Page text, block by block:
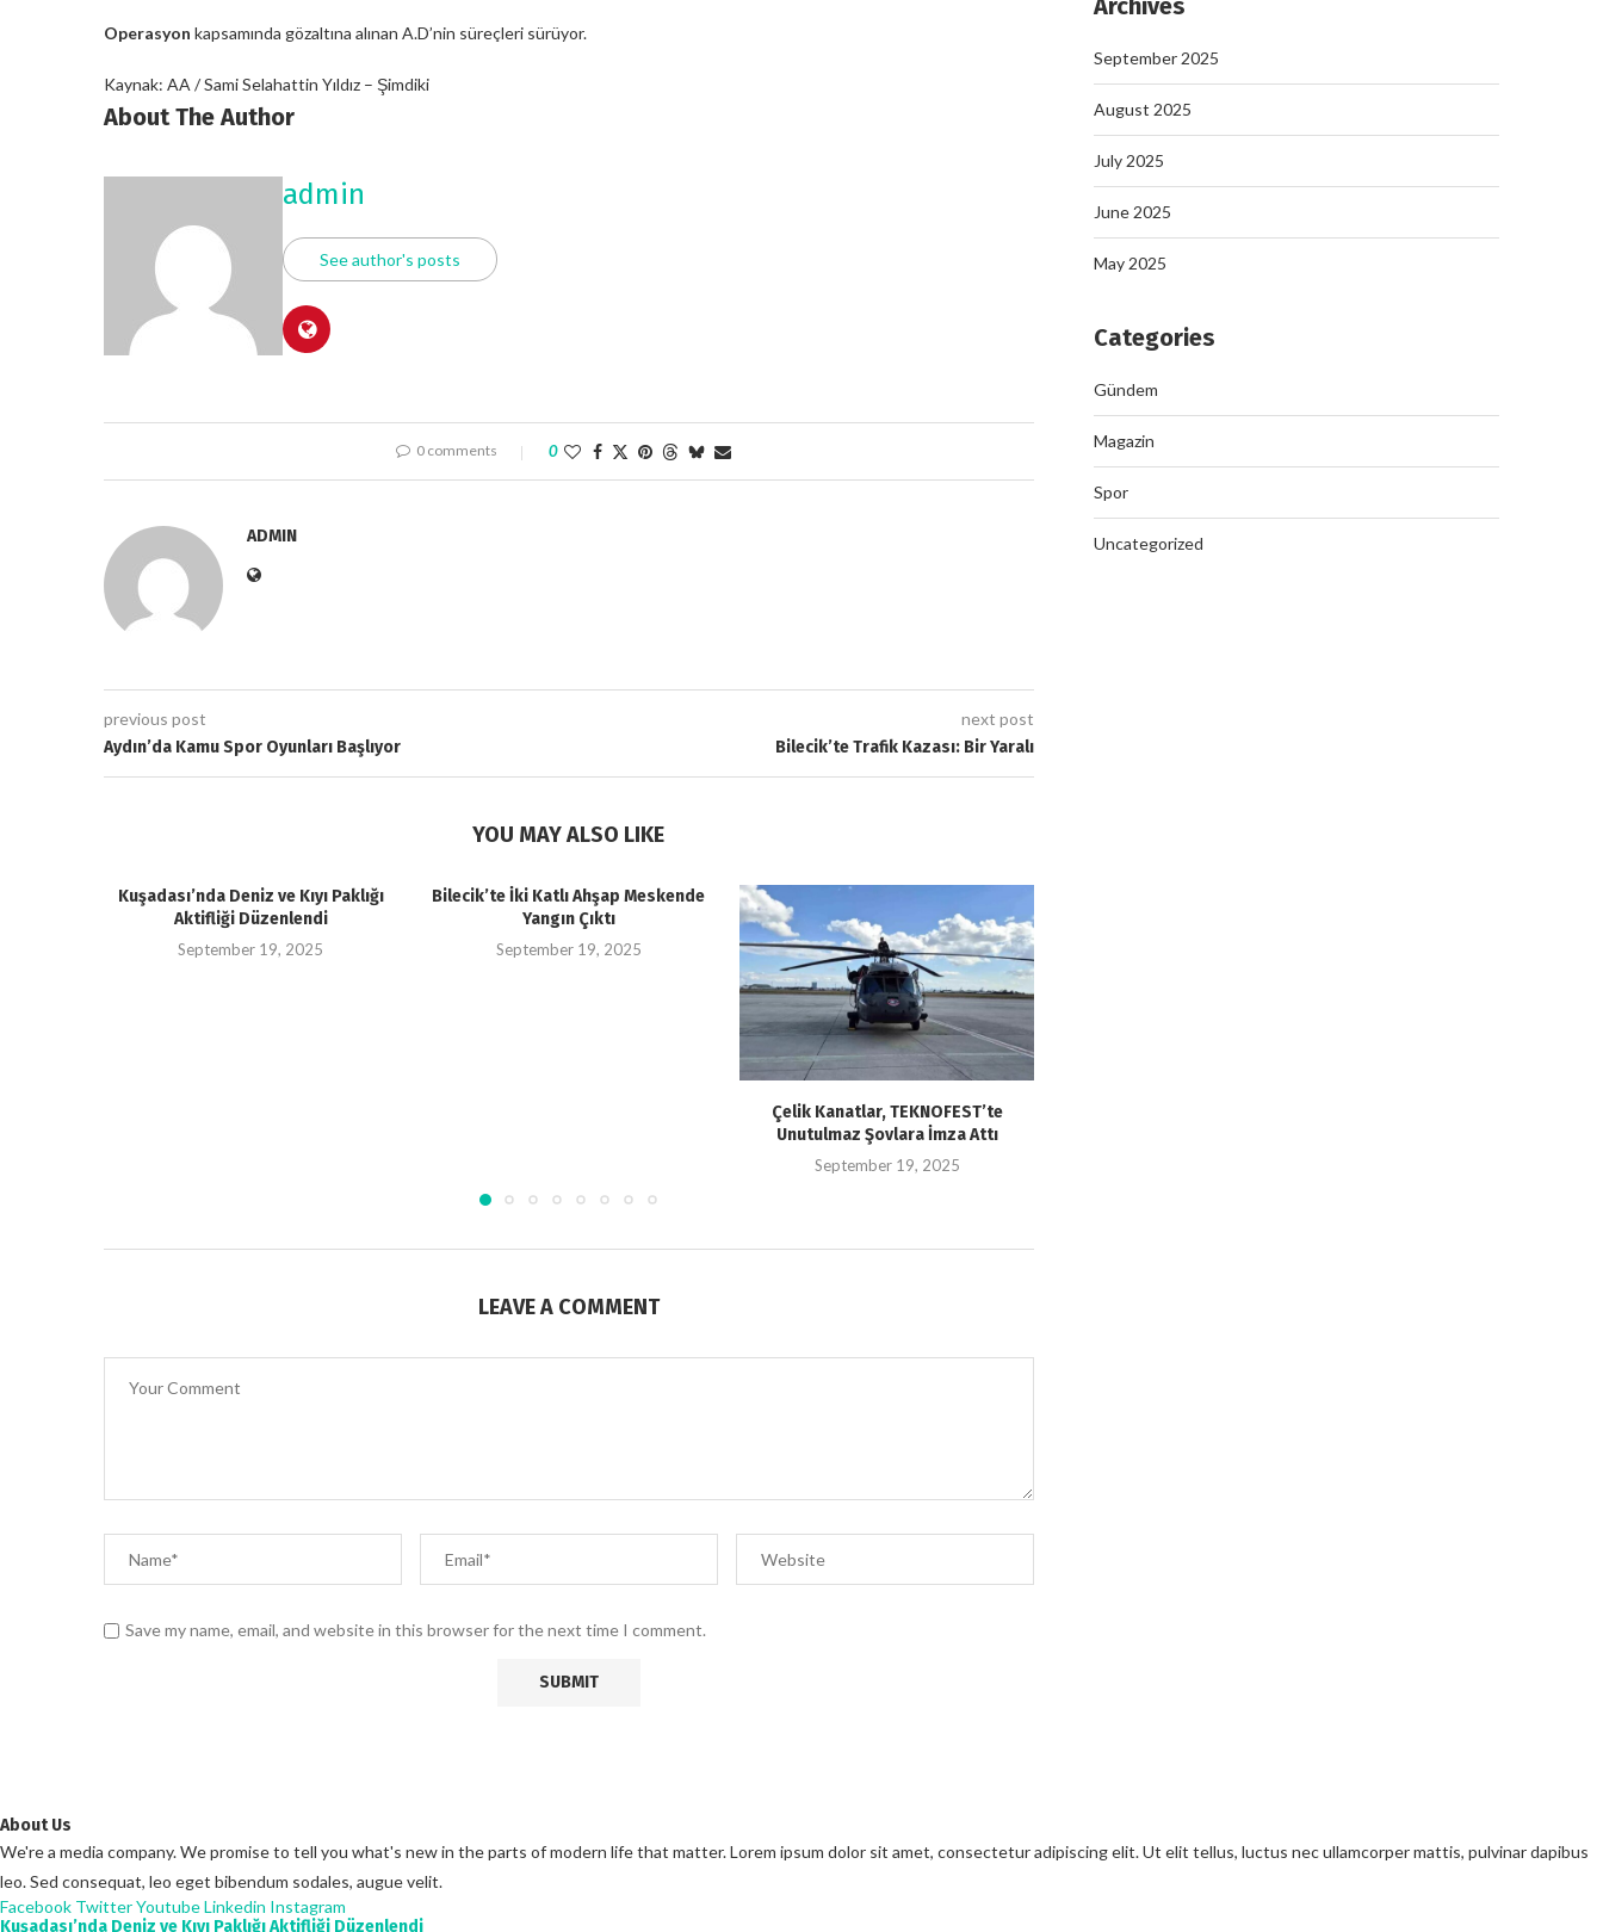
Operasyon kapsamında gözaltına alınan A.D’nin süreçleri sürüyor.
Kaynak: AA / Sami Selahattin Yıldız – Şimdiki
About The Author
admin
See author's posts
0 comments 0
ADMIN
previous post
Aydın’da Kamu Spor Oyunları Başlıyor
next post
Bilecik’te Trafik Kazası: Bir Yaralı
YOU MAY ALSO LIKE
Kuşadası’nda Deniz ve Kıyı Paklığı
Aktifliği Düzenlendi
September 19, 2025
Bilecik’te İki Katlı Ahşap Meskende
Yangın Çıktı
September 19, 2025
Çelik Kanatlar, TEKNOFEST’te
Unutulmaz Şovlara İmza Attı
September 19, 2025
LEAVE A COMMENT
Save my name, email, and website in this browser for the next time I comment.
September 2025
August 2025
July 2025
June 2025
May 2025
Categories
Gündem
Magazin
Spor
Uncategorized
About Us
We're a media company. We promise to tell you what's new in the parts of modern life that matter. Lorem ipsum dolor sit amet, consectetur adipiscing elit. Ut elit tellus, luctus nec ullamcorper mattis, pulvinar dapibus
leo. Sed consequat, leo eget bibendum sodales, augue velit.
Facebook TwitterYoutubeLinkedin Instagram
Kuşadası’nda Deniz ve Kıyı Paklığı Aktifliği Düzenlendi